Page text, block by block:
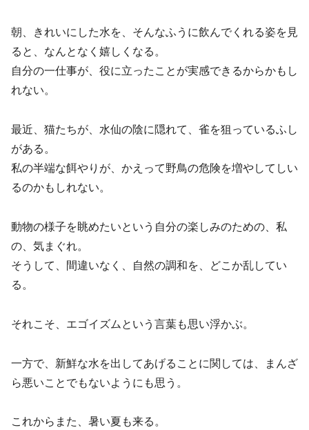
朝、きれいにした水を、そんなふうに飲んでくれる姿を見
ると、なんとなく嬉しくなる。
自分の一仕事が、役に立ったことが実感できるからかもし
れない。
最近、猫たちが、水仙の陰に隠れて、雀を狙っているふし
がある。
私の半端な餌やりが、かえって野鳥の危険を増やしてしい
るのかもしれない。
動物の様子を眺めたいという自分の楽しみのための、私
の、気まぐれ。
そうして、間違いなく、自然の調和を、どこか乱してい
る。
それこそ、エゴイズムという言葉も思い浮かぶ。
一方で、新鮮な水を出してあげることに関しては、まんざ
ら悪いことでもないようにも思う。
これからまた、暑い夏も来る。